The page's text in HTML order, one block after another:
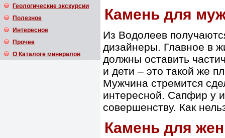
Геологические экскурсии
Полезное
Интересное
Прочее
О Каталоге минералов
Камень для
Из Водолеев
дизайнеры. Главное в
должны оставить
и дети – это такой же
Мужчина стремится
интересной. Сапфир у
совершенству. Как
Камень для